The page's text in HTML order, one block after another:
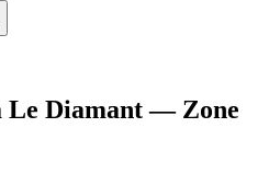
Le Diamant— Zone